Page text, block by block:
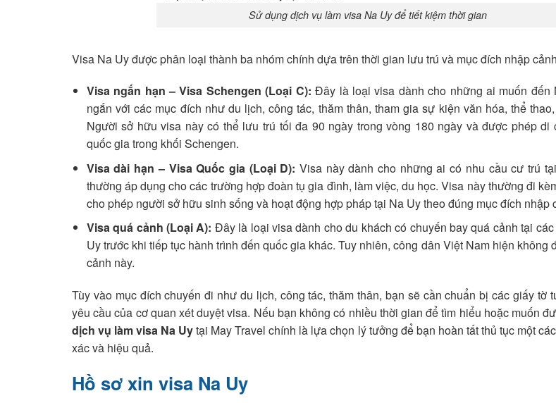
Sử dụng dịch vụ làm visa Na Uy để tiết kiệm thời gian
Visa Na Uy được phân loại thành ba nhóm chính dựa trên thời gian lưu trú và mục đích nhập
Visa ngắn hạn – Visa Schengen (Loại C): Đây là loại visa dành cho những ai muốn đến
ngắn với các mục đích như du lịch, công tác, thăm thân, tham gia sự kiện văn hóa, thể
Người sở hữu visa này có thể lưu trú tối đa 90 ngày trong vòng 180 ngày và được phép di
quốc gia trong khối Schengen.
Visa dài hạn – Visa Quốc gia (Loại D): Visa này dành cho những ai có nhu cầu cư trú
thường áp dụng cho các trường hợp đoàn tụ gia đình, làm việc, du học. Visa này thường đi
cho phép người sở hữu sinh sống và hoạt động hợp pháp tại Na Uy theo đúng mục đích nhập
Visa quá cảnh (Loại A): Đây là loại visa dành cho du khách có chuyến bay quá cảnh tại
Uy trước khi tiếp tục hành trình đến quốc gia khác. Tuy nhiên, công dân Việt Nam hiện không
cảnh này.
Tùy vào mục đích chuyến đi như du lịch, công tác, thăm thân, bạn sẽ cần chuẩn bị các giấy tờ
yêu cầu của cơ quan xét duyệt visa. Nếu bạn không có nhiều thời gian để tìm hiểu hoặc muốn
dịch vụ làm visa Na Uytại May Travel chính là lựa chọn lý tưởng để bạn hoàn tất thủ tục một
xác và hiệu quả.
Hồ sơ xin visa Na Uy